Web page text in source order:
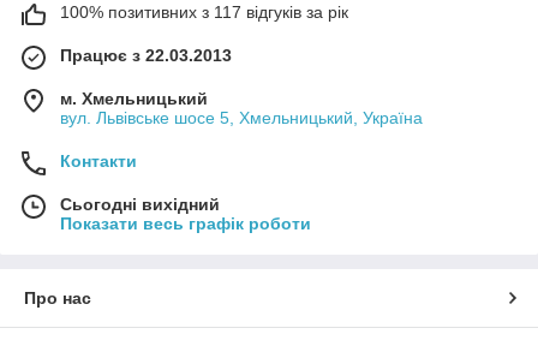
100% позитивних з 117 відгуків за рік
Працює з 22.03.2013
м. Хмельницький
вул. Львівське шосе 5, Хмельницький, Україна
Контакти
Сьогодні вихідний
Показати весь графік роботи
Про нас